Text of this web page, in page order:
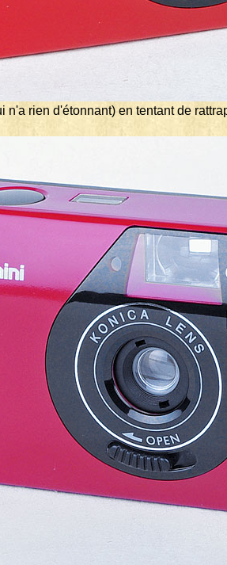
n'a rien d'étonnant) en tentant de